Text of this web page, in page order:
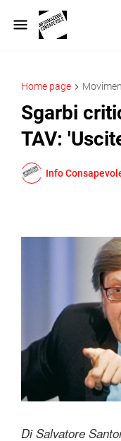
Home page
Sgarbi
TAV:
Info
Di Salvatore